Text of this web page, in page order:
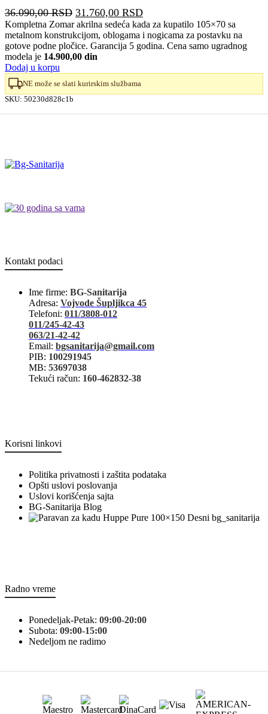
36.090,00RSD Originalna
cena
je
bila:
36.090,00 RSD.
31.760,00 RSDTrenutna
cena
je:
31.760,00 RSD.
Kompletna Zomar akrilna sedeća kada za kupatilo 105×70 sa
metalnom konstrukcijom, oblogama i nogicama za postavku na
gotove podne pločice. Garancija 5 godina. Cena samo ugradnog
modela je 14.900,00 din
Dodaj u korpu
NE može se slati kurirskim službama
SKU: 50230d828c1b
Kontakt podaci
Ime firme: BG-Sanitarija
Adresa: Vojvode Šupljikca 45
Telefoni: 011/3808-012
011/245-42-43
063/21-42-42
Email: bgsanitarija@gmail.com
PIB: 100291945
MB: 53697038
Tekući račun: 160-462832-38
Korisni linkovi
Politika privatnosti i zaštita podataka
Opšti uslovi poslovanja
Uslovi korišćenja sajta
BG-Sanitarija Blog
bg_sanitarija
Radno vreme
Ponedeljak-Petak: 09:00-20:00
Subota: 09:00-15:00
Nedeljom ne radimo